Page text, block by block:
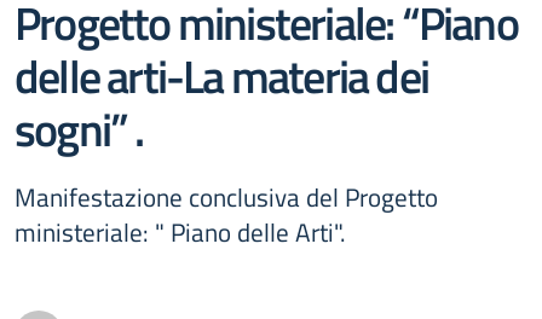
Progetto ministeriale: “Piano
delle arti-La materia dei
sogni” .
Manifestazione conclusiva del Progetto
ministeriale: " Piano delle Arti".